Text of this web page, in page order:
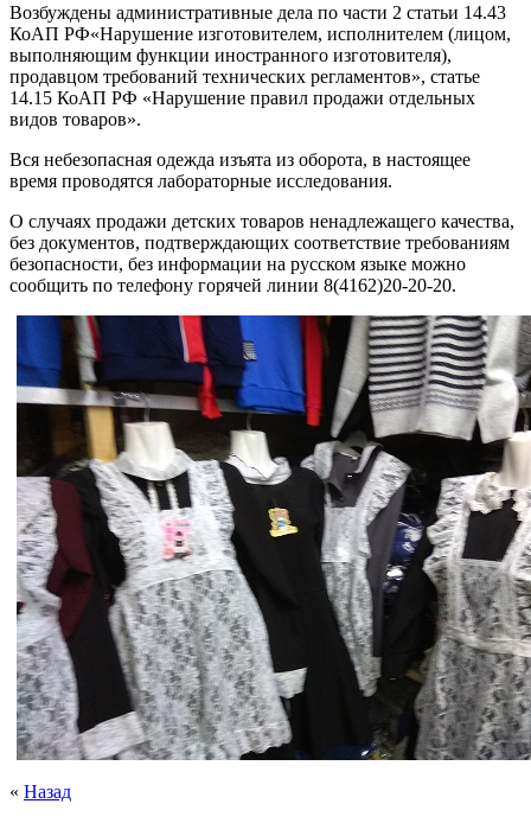
Возбуждены административные дела по части 2 статьи 14.43
КоАП РФ«Нарушение изготовителем, исполнителем (лицом,
выполняющим функции иностранного изготовителя),
продавцом требований технических регламентов», статье
14.15 КоАП РФ «Нарушение правил продажи отдельных
видов товаров».
Вся небезопасная одежда изъята из оборота, в настоящее
время проводятся лабораторные исследования.
О случаях продажи детских товаров ненадлежащего качества,
без документов, подтверждающих соответствие требованиям
безопасности, без информации на русском языке можно
сообщить по телефону горячей линии 8(4162)20-20-20.
« Назад